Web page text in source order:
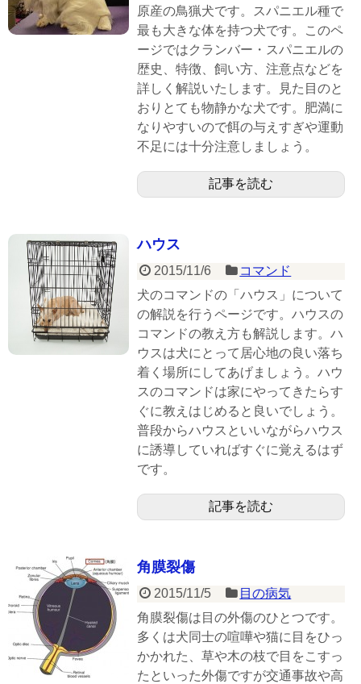
原産の鳥猟犬です。スパニエル種で
最も大きな体を持つ犬です。このペ
ージではクランバー・スパニエルの
歴史、特徴、飼い方、注意点などを
詳しく解説いたします。見た目のと
おりとても物静かな犬です。肥満に
なりやすいので餌の与えすぎや運動
不足には十分注意しましょう。
記事を読む
ハウス
2015/11/6
コマンド
犬のコマンドの「ハウス」について
の解説を行うページです。ハウスの
コマンドの教え方も解説します。ハ
ウスは犬にとって居心地の良い落ち
着く場所にしてあげましょう。ハウ
スのコマンドは家にやってきたらす
ぐに教えはじめると良いでしょう。
普段からハウスといいながらハウス
に誘導していればすぐに覚えるはず
です。
記事を読む
角膜裂傷
2015/11/5
目の病気
角膜裂傷は目の外傷のひとつです。
多くは犬同士の喧嘩や猫に目をひっ
かかれた、草や木の枝で目をこすっ
たといった外傷ですが交通事故や高